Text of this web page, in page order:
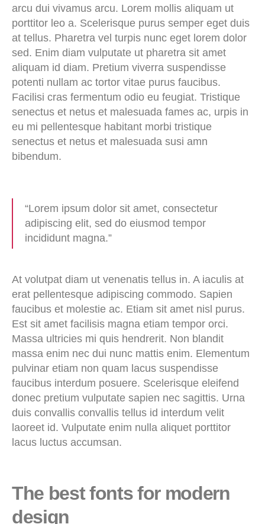
arcu dui vivamus arcu. Lorem mollis aliquam ut
porttitor leo a. Scelerisque purus semper eget duis
at tellus. Pharetra vel turpis nunc eget lorem dolor
sed. Enim diam vulputate ut pharetra sit amet
aliquam id diam. Pretium viverra suspendisse
potenti nullam ac tortor vitae purus faucibus.
Facilisi cras fermentum odio eu feugiat. Tristique
senectus et netus et malesuada fames ac, urpis in
eu mi pellentesque habitant morbi tristique
senectus et netus et malesuada susi amn
bibendum.
“Lorem ipsum dolor sit amet, consectetur
adipiscing elit, sed do eiusmod tempor
incididunt magna.”
At volutpat diam ut venenatis tellus in. A iaculis at
erat pellentesque adipiscing commodo. Sapien
faucibus et molestie ac. Etiam sit amet nisl purus.
Est sit amet facilisis magna etiam tempor orci.
Massa ultricies mi quis hendrerit. Non blandit
massa enim nec dui nunc mattis enim. Elementum
pulvinar etiam non quam lacus suspendisse
faucibus interdum posuere. Scelerisque eleifend
donec pretium vulputate sapien nec sagittis. Urna
duis convallis convallis tellus id interdum velit
laoreet id. Vulputate enim nulla aliquet porttitor
lacus luctus accumsan.
The best fonts for modern
design